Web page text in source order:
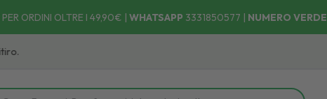
PER ORDINI OLTRE I 49,90€ | WHATSAPP 3331850577 | NUMERO VERDE